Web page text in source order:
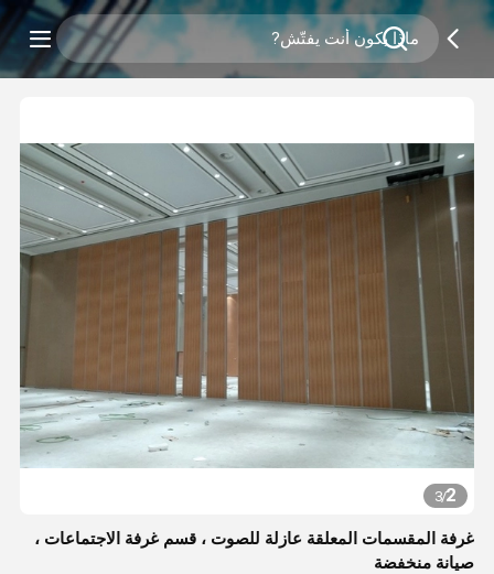
2
/
3
غرفة المقسمات المعلقة عازلة للصوت ، قسم غرفة الاجتماعات ،
صيانة منخفضة